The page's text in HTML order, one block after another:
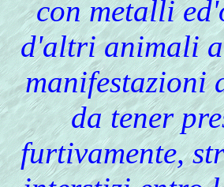
con metalli
d'altri animali
manifestazioni
da tener
furtivamente,